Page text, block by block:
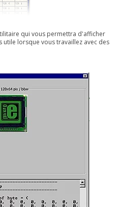
qui vous permettra d'afficher
utile lorsque vous travaillez avec des